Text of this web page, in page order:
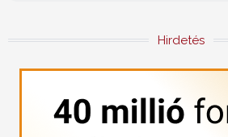
Hirdetés